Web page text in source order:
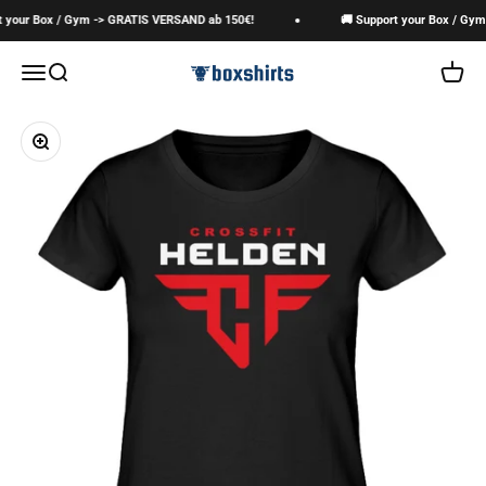
Box / Gym -> GRATIS VERSAND ab 150€! 🚚 Support your Box / Gym
Navigationsmenü öffnen
Suche öffnen boxshirts
Bild vergrößern